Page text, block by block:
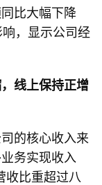
比大幅下降
，显示公司经
线上保持正增
的核心收入来
务实现收入
收比重超过八